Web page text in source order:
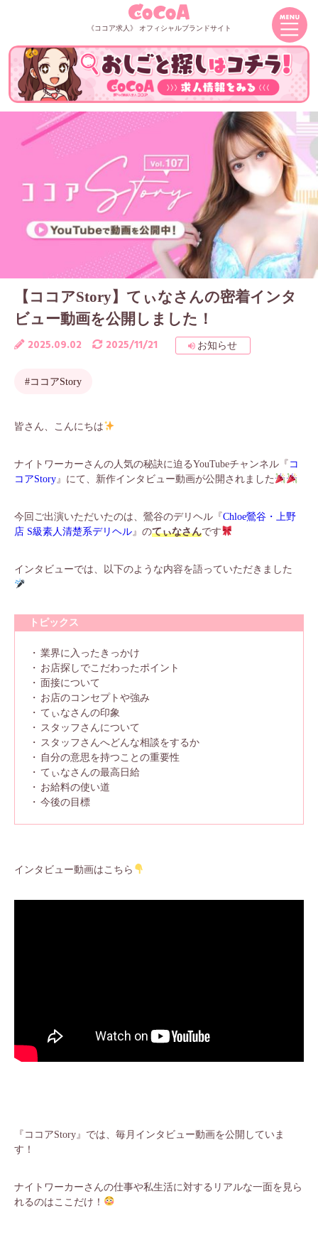
《ココア求人》 オフィシャルブランドサイト
【ココアStory】てぃなさんの密着インタ
ビュー動画を公開しました！
2025.09.02
2025/11/21 お知らせ
#ココアStory
皆さん、こんにちは
ナイトワーカーさんの人気の秘訣に迫るYouTubeチャンネル『コ
コアStory』にて、新作インタビュー動画が公開されました
今回ご出演いただいたのは、鶯谷のデリヘル『Chloe鶯谷・上野
店 S級素人清楚系デリヘル』のてぃなさんです
インタビューでは、以下のような内容を語っていただきました
トピックス
業界に入ったきっかけ
お店探しでこだわったポイント
面接について
お店のコンセプトや強み
てぃなさんの印象
スタッフさんについて
スタッフさんへどんな相談をするか
自分の意思を持つことの重要性
てぃなさんの最高日給
お給料の使い道
今後の目標
インタビュー動画はこちら
『ココアStory』では、毎月インタビュー動画を公開していま
す！
ナイトワーカーさんの仕事や私生活に対するリアルな一面を見ら
れるのはここだけ！